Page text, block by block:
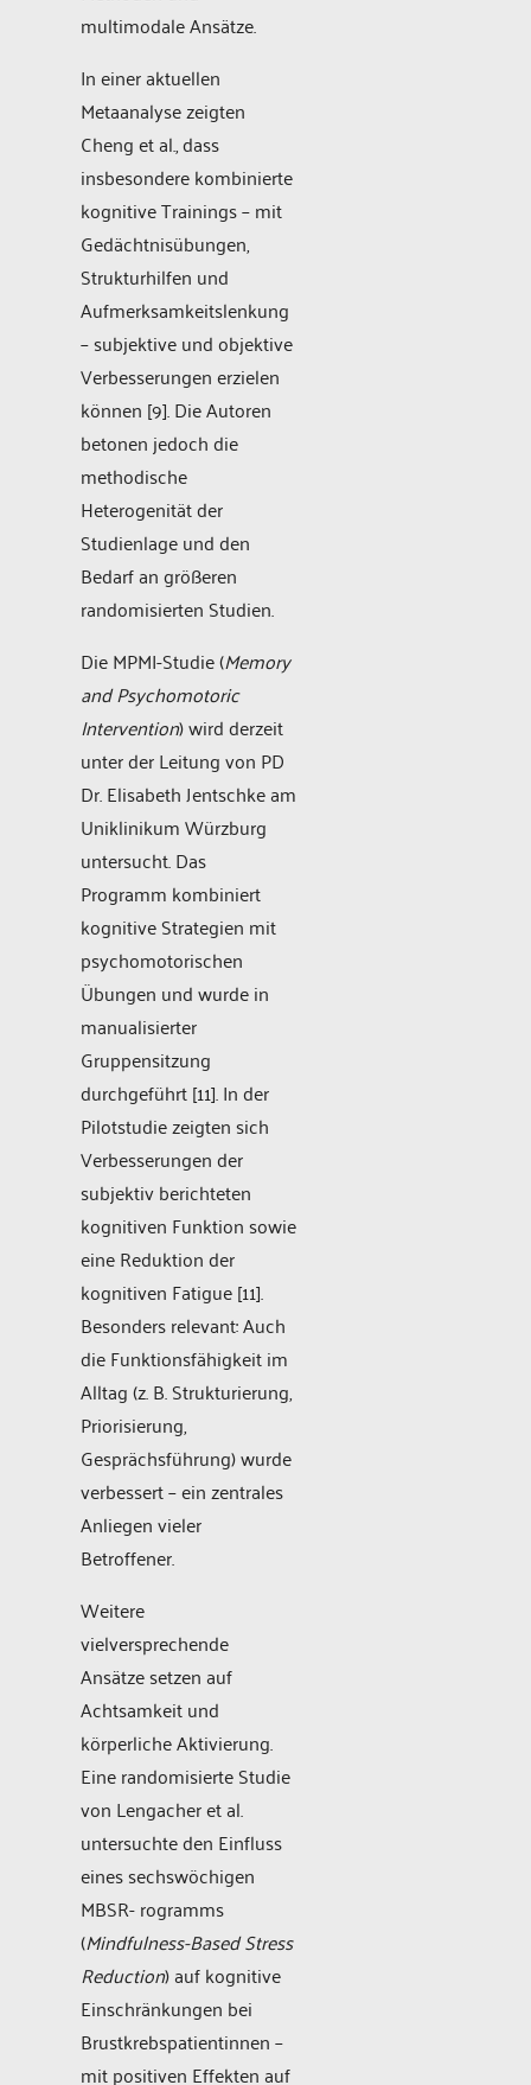
multimodale Ansätze.
In einer aktuellen
Metaanalyse zeigten
Cheng et al., dass
insbesondere kombinierte
kognitive Trainings – mit
Gedächtnisübungen,
Strukturhilfen und
Aufmerksamkeitslenkung
– subjektive und objektive
Verbesserungen erzielen
können [9]. Die Autoren
betonen jedoch die
methodische
Heterogenität der
Studienlage und den
Bedarf an größeren
randomisierten Studien.
Die MPMI-Studie (Memory
and Psychomotoric
Intervention) wird derzeit
unter der Leitung von PD
Dr. Elisabeth Jentschke am
Uniklinikum Würzburg
untersucht. Das
Programm kombiniert
kognitive Strategien mit
psychomotorischen
Übungen und wurde in
manualisierter
Gruppensitzung
durchgeführt [11]. In der
Pilotstudie zeigten sich
Verbesserungen der
subjektiv berichteten
kognitiven Funktion sowie
eine Reduktion der
kognitiven Fatigue [11].
Besonders relevant: Auch
die Funktionsfähigkeit im
Alltag (z. B. Strukturierung,
Priorisierung,
Gesprächsführung) wurde
verbessert – ein zentrales
Anliegen vieler
Betroffener.
Weitere
vielversprechende
Ansätze setzen auf
Achtsamkeit und
körperliche Aktivierung.
Eine randomisierte Studie
von Lengacher et al.
untersuchte den Einfluss
eines sechswöchigen
MBSR- rogramms
(Mindfulness-Based Stress
Reduction) auf kognitive
Einschränkungen bei
Brustkrebspatientinnen –
mit positiven Effekten auf